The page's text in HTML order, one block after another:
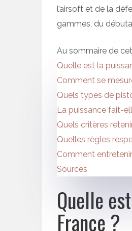
l’airsoft et de la
gammes, du
Au sommaire de
Quelle est la
Comment se
Quels types de
La puissance fait-
Quels critères
Quelles règles
Comment
Sources
Quelle
France ?